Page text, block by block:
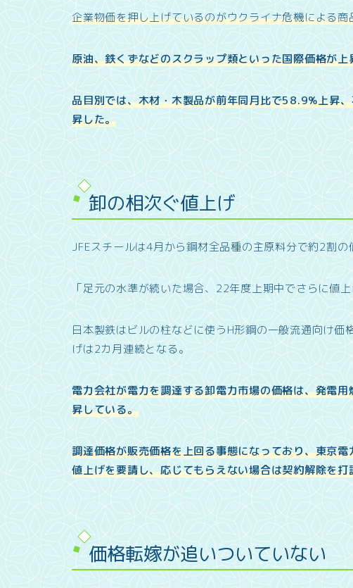
企業物価を押し上げているのがウクライナ危機による
原油、鉄くずなどのスクラップ類といった国際価格が上
品目別では、木材・木製品が前年同月比で58.9%上昇
昇した。
卸の相次ぐ値上げ
JFEスチールは4月から鋼材全品種の主原料分で約2割の
「足元の水準が続いた場合、22年度上期中でさらに値
日本製鉄はビルの柱などに使うH形鋼の一般流通向け
げは2カ月連続となる。
電力会社が電力を調達する卸電力市場の価格は、発電
昇している。
調達価格が販売価格を上回る事態になっており、東京
値上げを要請し、応じてもらえない場合は契約解除を打
価格転嫁が追いついていない